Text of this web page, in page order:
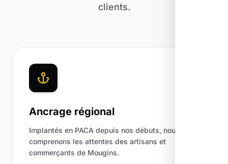
clients.
Ancrage régional
Implantés en PACA depuis nos débuts, nous
comprenons les attentes des artisans et
commerçants de Mougins.